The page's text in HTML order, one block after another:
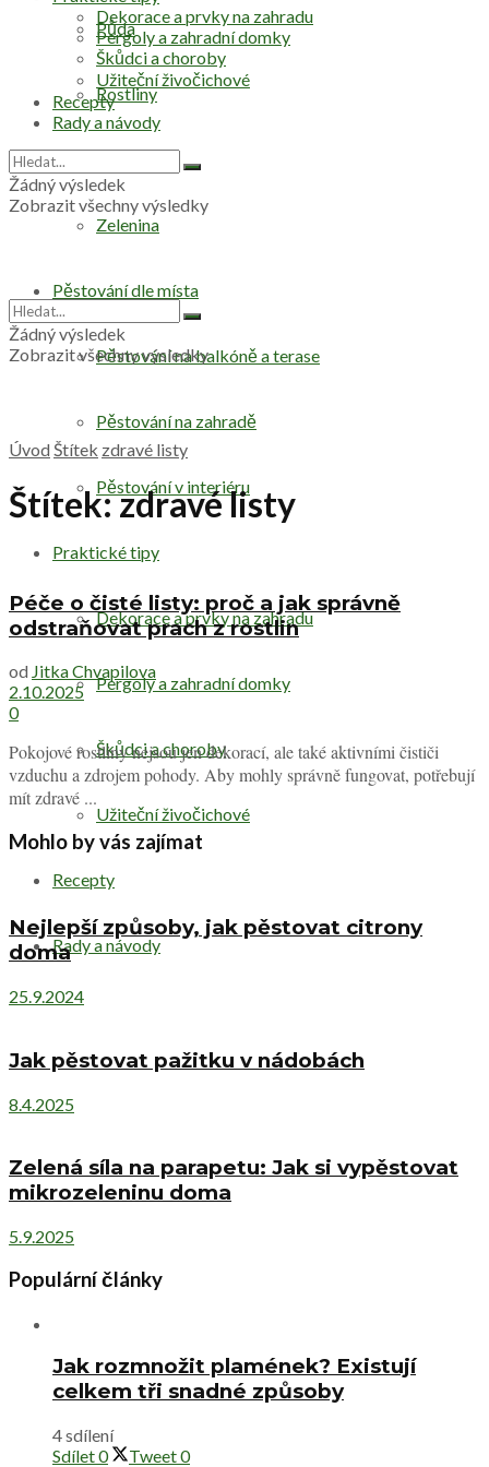
Půda
Rostliny
Zelenina
Pěstování dle místa
Pěstování na balkóně a terase
Pěstování na zahradě
Pěstování v interiéru
Praktické tipy
Dekorace a prvky na zahradu
Pergoly a zahradní domky
Škůdci a choroby
Užiteční živočichové
Recepty
Rady a návody
Dekorace a prvky na zahradu
Pergoly a zahradní domky
Škůdci a choroby
Užiteční živočichové
Recepty
Rady a návody
Žádný výsledek
Zobrazit všechny výsledky
Žádný výsledek
Zobrazit všechny výsledky
Úvod Štítek zdravé listy
Štítek:zdravé listy
Péče o čisté listy: proč a jak správně
odstraňovat prach z rostlin
od Jitka Chvapilova
2.10.2025
0
Pokojové rostliny nejsou jen dekorací, ale také aktivními čističi
vzduchu a zdrojem pohody. Aby mohly správně fungovat, potřebují
mít zdravé ...
Mohlo by vás zajímat
Nejlepší způsoby, jak pěstovat citrony
doma
25.9.2024
Jak pěstovat pažitku v nádobách
8.4.2025
Zelená síla na parapetu: Jak si vypěstovat
mikrozeleninu doma
5.9.2025
Populární články
Jak rozmnožit plamének? Existují
celkem tři snadné způsoby
4 sdílení
Sdílet0 Tweet0